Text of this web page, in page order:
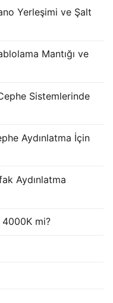
Yerleşimi ve Şalt
Mantığı ve
Sistemlerinde
Aydınlatma İçin
Aydınlatma
4000K mi?